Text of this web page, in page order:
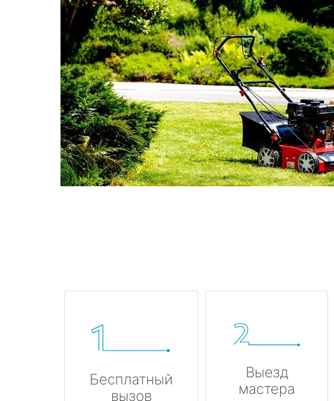
Бесплатный
вызов
Выезд
мастера